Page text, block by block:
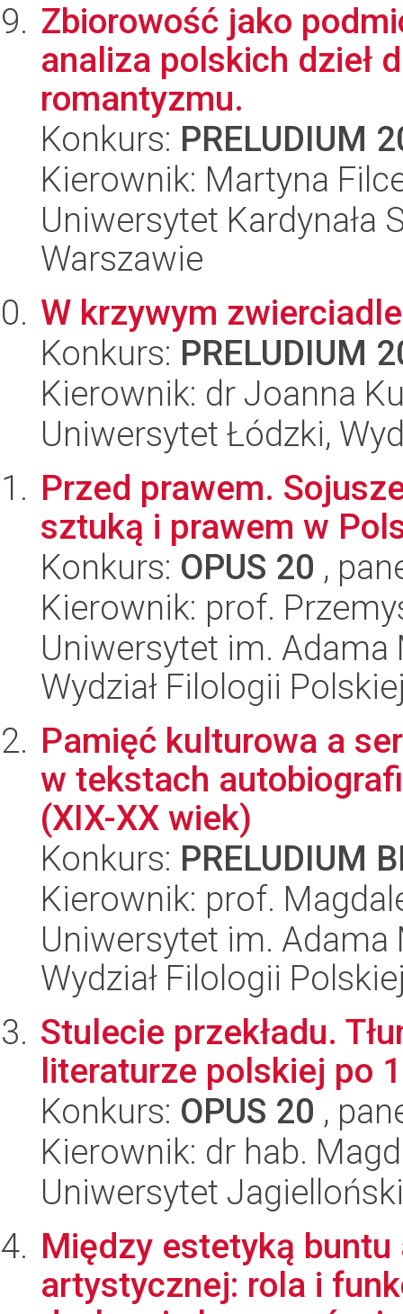
Zbiorowość jako
analiza polskich dzieł
romantyzmu.
Konkurs: PRELUDIUM
Kierownik: Martyna
Uniwersytet Kardynała
Warszawie
W krzywym
Konkurs: PRELUDIUM
Kierownik: dr Joanna
Uniwersytet Łódzki,
Przed prawem.
sztuką i prawem w
Konkurs: OPUS 20 ,
Kierownik: prof.
Uniwersytet im.
Wydział Filologii
Pamięć kulturowa a
w tekstach
(XIX-XX wiek)
Konkurs: PRELUDIUM
Kierownik: prof.
Uniwersytet im.
Wydział Filologii
Stulecie przekładu.
literaturze polskiej po
Konkurs: OPUS 20 ,
Kierownik: dr hab.
Uniwersytet
Między estetyką
artystycznej: rola i